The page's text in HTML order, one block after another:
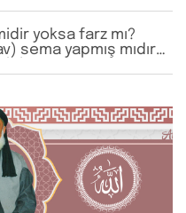
yoksa farz mı?
sema yapmış mıdır?